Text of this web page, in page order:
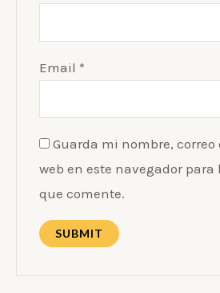
Email *
Guarda mi nombre,
web en este navegador para
que comente.